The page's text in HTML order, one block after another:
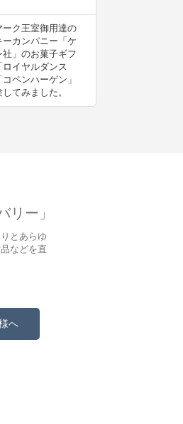
ーク王室御用達の
ーカンパニー「ケ
社」のお菓子ギフ
ロイヤルダンス
ペンハーゲン」
てみました。
リー」
とあらゆ
などを直
へ